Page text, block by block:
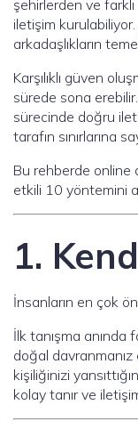
şehirlerden ve
iletişim
arkadaşlıkların
Karşılıklı güven
sürede sona
sürecinde doğru
tarafın sınırlarına
Bu rehberde online
etkili 10 yöntemini
1.
İnsanların en çok
İlk tanışma anında
doğal davranmanız
kişiliğinizi
kolay tanır ve